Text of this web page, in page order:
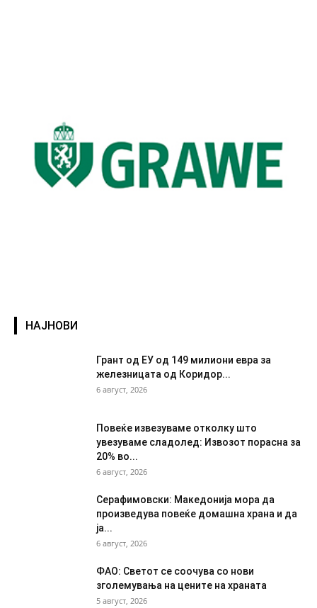
НАЈНОВИ
Грант од ЕУ од 149 милиони евра за
железницата од Коридор...
6 август, 2026
Повеќе извезуваме отколку што
увезуваме сладолед: Извозот порасна за
20% во...
6 август, 2026
Серафимовски: Македонија мора да
произведува повеќе домашна храна и да
ја...
6 август, 2026
ФАО: Светот се соочува со нови
зголемувања на цените на храната
5 август, 2026